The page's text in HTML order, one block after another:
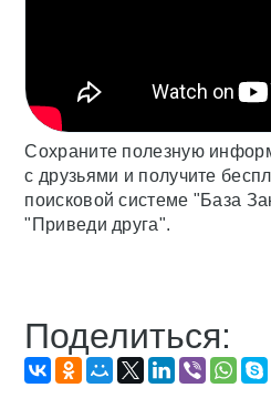
Сохраните полезную
с друзьями и получите
поисковой системе "База
"Приведи друга".
Поделиться: